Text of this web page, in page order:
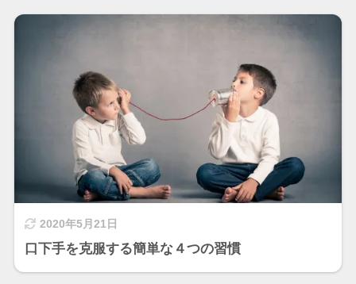
2020年5月21日
口下手を克服する簡単な４つの習慣